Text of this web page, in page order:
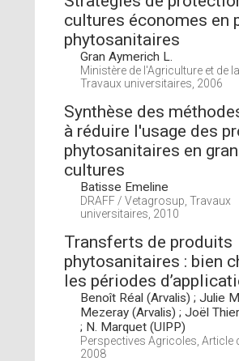
cultures économes en
phytosanitaires
Gran Aymerich L.
Ministère de l'Agriculture et de
Travaux universitaires, 2006
Synthèse des
à réduire l'usage des
phytosanitaires en
cultures
Batisse Emeline
DRAFF / Vetagrosup, Travaux
universitaires, 2010
Transferts de produits
phytosanitaires : bien
les périodes
Benoît Réal (Arvalis) ; Julie
Mezeray (Arvalis) ; Joël
; N. Marquet (UIPP)
Perspectives Agricoles, Article
2008